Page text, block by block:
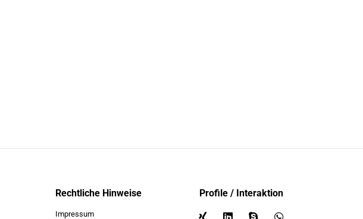
Rechtliche Hinweise
Impressum
Profile / Interaktion